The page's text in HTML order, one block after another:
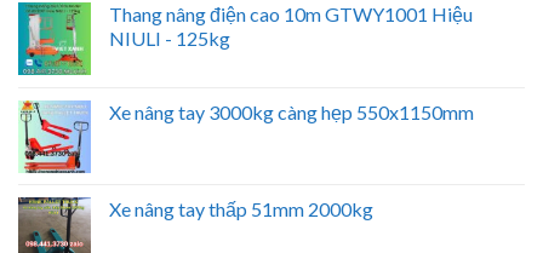
Thang nâng điện cao 10m GTWY1001 Hiệu
NIULI - 125kg
Xe nâng tay 3000kg càng hẹp 550x1150mm
Xe nâng tay thấp 51mm 2000kg